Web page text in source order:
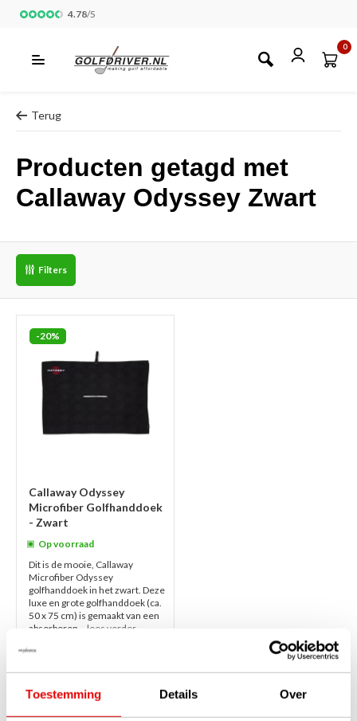
Toestemming Details Over
4.78/5
0
Terug
Producten getagd met
Callaway Odyssey Zwart
Filters
-20%
Callaway Odyssey
Microfiber Golfhanddoek
- Zwart
Op voorraad
Dit is de mooie, Callaway
Microfiber Odyssey
golfhanddoek in het zwart. Deze
luxe en grote golfhanddoek (ca.
50 x 75 cm) is gemaakt van een
absorberen... lees verder
€27,95
1